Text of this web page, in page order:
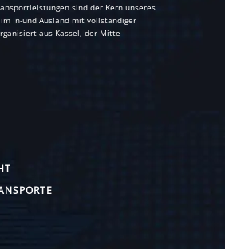
sind der Kern unseres
In-und Ausland mit vollständiger
aus Kassel, der Mitte